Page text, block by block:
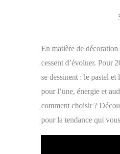
En matière de décoration
cessent d’évoluer. Pour
se dessinent : le pastel
pour l’une, énergie et
comment choisir ?
pour la tendance qui